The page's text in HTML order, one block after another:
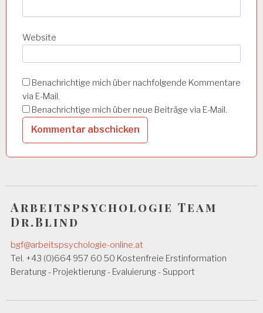
R
E
T
S
F
Ä
I
I
A
R
B
E
I
T
Website
Benachrichtige mich über nachfolgende Kommentare
via E-Mail.
Benachrichtige mich über neue Beiträge via E-Mail.
Arbeitspsychologie Team
Dr.Blind
bgf@arbeitspsychologie-online.at
Tel. +43 (0)664 957 60 50 Kostenfreie Erstinformation
Beratung - Projektierung - Evaluierung - Support